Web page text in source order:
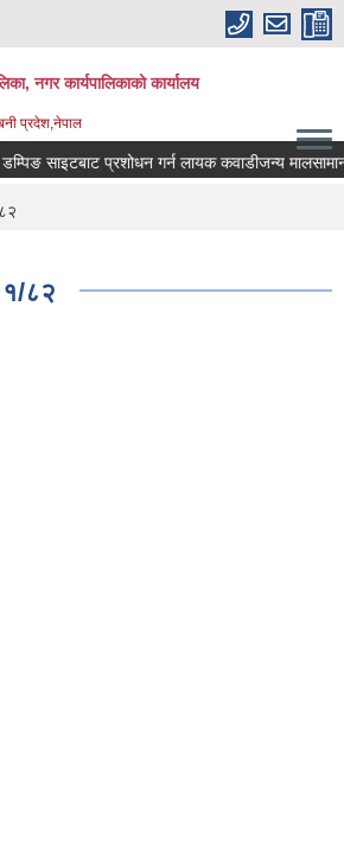
नगर कार्यपालिकाको कार्यालय
प्रदेश,नेपाल
साइटबाट प्रशोधन गर्न लायक कवाडीजन्य मालसामान
८२